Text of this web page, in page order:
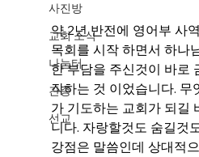
사진방
교회 소식
나눔터
간증
선교
약 2년 반전에 영어부 사
목회를 시작 하면서 하나
한 부담을 주신것이 바로
작하는 것 이었습니다. 무
가 기도하는 교회가 되길
니다. 자랑할것도 숨길것
강점은 말씀인데 상대적